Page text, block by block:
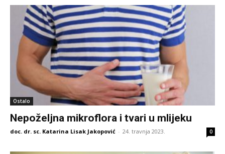
Ostalo
Nepoželjna mikroflora i tvari u mlijeku
doc. dr. sc. Katarina Lisak Jakopović - 24. travnja 2023. 0